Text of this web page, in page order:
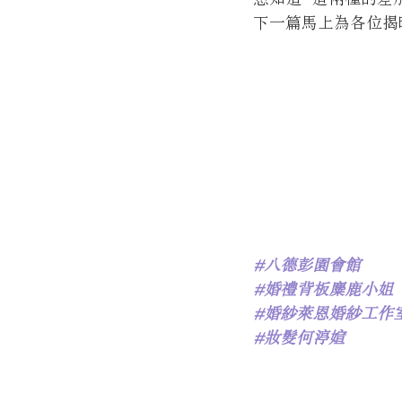
下一篇馬上為各位
#八德彭園會館
#婚禮背板麋鹿小姐
#婚紗萊恩婚紗工作
#妝髮何渟媗